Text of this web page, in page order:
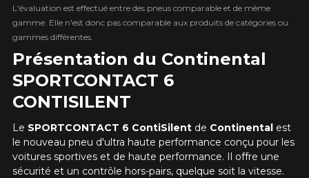
Présentation du Continental
SPORTCONTACT 6
CONTISILENT
Le SPORTCONTACT 6 ContiSilent de Continentalest
le nouveau pneu d'ultra haute performance conçu pour les
voitures sportives et de haute performance. Il offre une
sécurité et un contrôle hors-pairs, quelque soit la vitesse.
L'évaluation est effectué entre des pneus comparable et de même
gamme. Elle n'est donc pas comparable aux produits de catégories ou
gammes différentes.